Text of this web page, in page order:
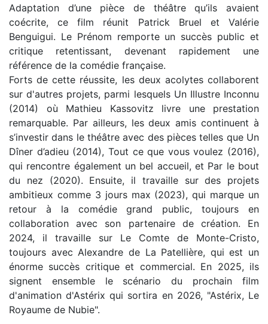
Adaptation d’une pièce de théâtre qu’ils avaient
coécrite, ce film réunit Patrick Bruel et Valérie
Benguigui. Le Prénom remporte un succès public et
critique retentissant, devenant rapidement une
référence de la comédie française.
Forts de cette réussite, les deux acolytes collaborent
sur d'autres projets, parmi lesquels Un Illustre Inconnu
(2014) où Mathieu Kassovitz livre une prestation
remarquable. Par ailleurs, les deux amis continuent à
s’investir dans le théâtre avec des pièces telles que Un
Dîner d’adieu (2014), Tout ce que vous voulez (2016),
qui rencontre également un bel accueil, et Par le bout
du nez (2020). Ensuite, il travaille sur des projets
ambitieux comme 3 jours max (2023), qui marque un
retour à la comédie grand public, toujours en
collaboration avec son partenaire de création. En
2024, il travaille sur Le Comte de Monte-Cristo,
toujours avec Alexandre de La Patellière, qui est un
énorme succès critique et commercial. En 2025, ils
signent ensemble le scénario du prochain film
d'animation d'Astérix qui sortira en 2026, "Astérix, Le
Royaume de Nubie".